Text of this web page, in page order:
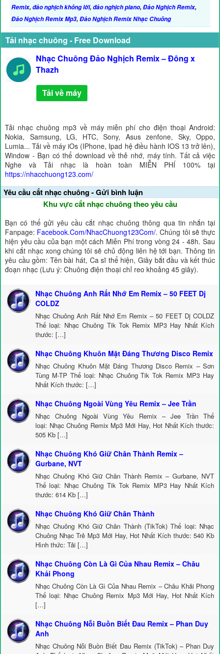
Remix,đảo nghịch không lời,đảo nghịch piano,Đảo Nghịch Remix,
Đảo Nghịch Remix Mp3,Đảo Nghịch Remix Nhạc Chuông
Tải nhạc chuông - Free Download
Nhạc Chuông Đảo Nghịch Remix – Đông x
Thazh
Tải về máy
Tải nhạc chuông mp3 về máy miễn phí cho điện thoại Android:
Nokia, Samsung, LG, HTC, Sony, Asus zenfone, Sky, Oppo,
Lumia... Tải về máy iOs (IPhone, Ipad hệ điều hành IOS 13 trở lên),
Window - Bạn có thể download về thẻ nhớ, máy tính. Tất cả việc
Nghe và Tải nhạc là hoàn toàn MIỄN PHÍ 100% tại
https://nhacchuong123.com/
Yêu cầu cắt nhạc chuông - Gửi bình luận
Khu vực cắt nhạc chuông theo yêu cầu
Bạn có thể gửi yêu cầu cắt nhạc chuông thông qua tin nhắn tại
Fanpage: Facebook.Com/NhacChuong123Com/. Chúng tôi sẽ thực
hiện yêu cầu của bạn một cách Miễn Phí trong vòng 24 - 48h. Sau
khi cắt nhạc xong chúng tôi sẽ chủ động liên hệ tới bạn. Thông tin
yêu cầu gồm: Tên bài hát, Ca sĩ thể hiện, Giây bắt đầu và kết thúc
đoạn nhạc (Lưu ý: Chuông điện thoại chỉ reo khoảng 45 giây).
Nhạc Chuông Anh Rất Nhớ Em Remix – 50 FEET Dj
COLDZ
Nhạc Chuông Anh Rất Nhớ Em Remix – 50 FEET Dj COLDZ
Thể loại: Nhạc Chuông Tik Tok Remix MP3 Hay Nhất Kích
thước: […]
Nhạc Chuông Khuôn Mặt Đáng Thương Disco Remix
Nhạc Chuông Khuôn Mặt Đáng Thương Disco Remix – Sơn
Tùng M-TP Thể loại: Nhạc Chuông Tik Tok Remix MP3 Hay
Nhất Kích thước: […]
Nhạc Chuông Ngoài Vùng Yêu Remix – Jee Trần
Nhạc Chuông Ngoài Vùng Yêu Remix – Jee Trần Thể
loại: Nhạc Chuông Remix Mp3 Mới Hay, Hot Nhất Kích thước:
505 Kb […]
Nhạc Chuông Khó Giữ Chân Thành Remix –
Gurbane, NVT
Nhạc Chuông Khó Giữ Chân Thành Remix – Gurbane, NVT
Thể loại: Nhạc Chuông Tik Tok Remix MP3 Hay Nhất Kích
thước: 614 Kb […]
Nhạc Chuông Khó Giữ Chân Thành
Nhạc Chuông Khó Giữ Chân Thành (TikTok) Thể loại: Nhạc
Chuông Nhạc Trẻ Mp3 Mới Hay, Hot Nhất Kích thước: 540 Kb
Hình thức: Tải […]
Nhạc Chuông Còn Là Gì Của Nhau Remix – Châu
Khải Phong
Nhạc Chuông Còn Là Gì Của Nhau Remix – Châu Khải Phong
Thể loại: Nhạc Chuông Remix Mp3 Mới Hay, Hot Nhất Kích
[…]
Nhạc Chuông Nỗi Buồn Biết Đau Remix – Phan Duy
Anh
Nhạc Chuông Nỗi Buồn Biết Đau Remix (TikTok) – Phan Duy